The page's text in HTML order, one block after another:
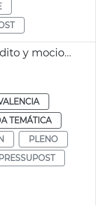
Pleno. Modificación de crédito y mociones
TEMÁTICA
PLENO